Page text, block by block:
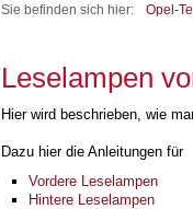
Sie befinden sich hier: Opel-
Leselampen
Hier wird beschrieben, wie
Dazu hier die Anleitungen für
Vordere Leselampen
Hintere Leselampen